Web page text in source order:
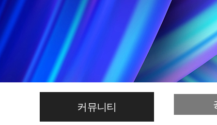
커뮤니티